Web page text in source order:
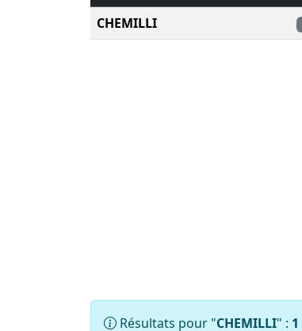
CHEMILLI
Résultats pour "CHEMILLI" : 1